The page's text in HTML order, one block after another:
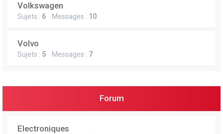
Volkswagen
Sujets : 6 Messages : 10
Volvo
Sujets : 5 Messages : 7
Forum
Electroniques